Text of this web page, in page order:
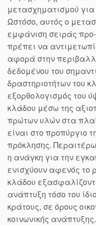
μετασχηματισμού
Ωστόσο, αυτός ο
εμφάνιση σειράς
πρέπει να
αφορά στην
δεδομένου του
δραστηριοτήτων του
εξορθολογισμός του
κλάδου μέσω της
πρώτων υλών στα
είναι στο προπύργιο
πρόκλησης.
η ανάγκη για την
ενισχύουν αφενός το
κλάδου
ανάπτυξη τόσο του
κράτους, σε όρους
κοινωνικής ανάπτυξης.